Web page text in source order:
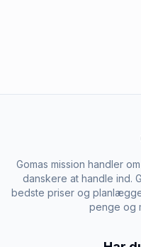
Gomas mission handler
danskere at handle ind.
bedste priser og
penge og